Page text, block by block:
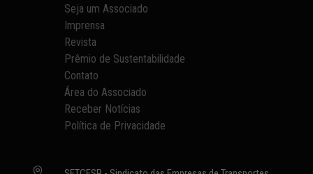
Seja um Associado
Imprensa
Revista
Prêmio de Sustentabilidade
Contato
Área do Associado
Receber Notícias
Política de Privacidade